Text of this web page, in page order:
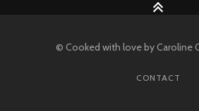
© Cooked with love by Caroline
CONTACT